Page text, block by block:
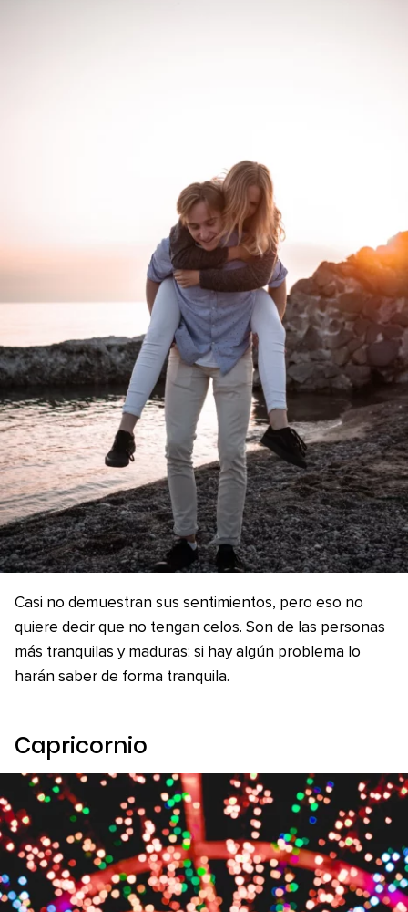
Casi no demuestran sus sentimientos, pero eso no
quiere decir que no tengan celos. Son de las personas
más tranquilas y maduras; si hay algún problema lo
harán saber de forma tranquila.
Capricornio